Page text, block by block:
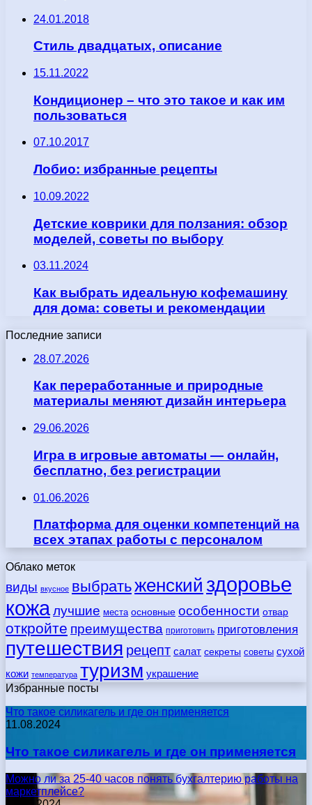
24.01.2018
Стиль двадцатых, описание
15.11.2022
Кондиционер – что это такое и как им
пользоваться
07.10.2017
Лобио: избранные рецепты
10.09.2022
Детские коврики для ползания: обзор
моделей, советы по выбору
03.11.2024
Как выбрать идеальную кофемашину
для дома: советы и рекомендации
Последние записи
28.07.2026
Как переработанные и природные
материалы меняют дизайн интерьера
29.06.2026
Игра в игровые автоматы — онлайн,
бесплатно, без регистрации
01.06.2026
Платформа для оценки компетенций на
всех этапах работы с персоналом
Облако меток
виды вкусное выбратьженский здоровье
кожалучшие места основные особенности отвар
откройте преимущества приготовить приготовления
путешествия рецепт салат секреты советы сухой
кожи температура туризм украшение
Избранные посты
Что такое силикагель и где он применяется
11.08.2024
Что такое силикагель и где он применяется
Можно ли за 25-40 часов понять бухгалтерию работы на
маркетплейсе?